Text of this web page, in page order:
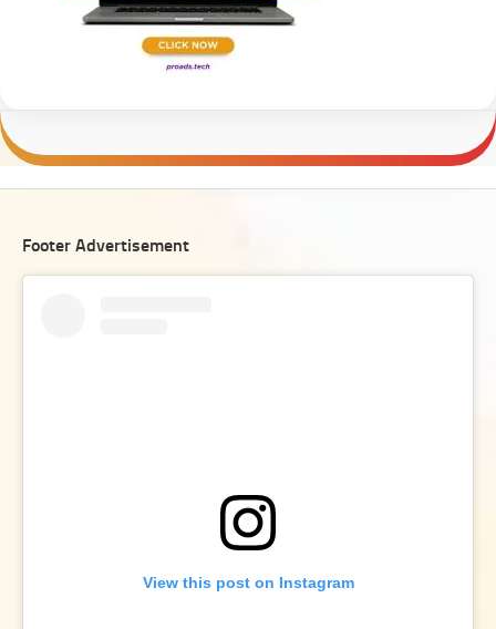
Footer Advertisement
View this post on Instagram